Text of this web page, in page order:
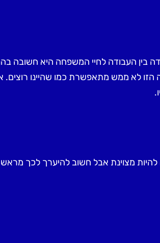
בין העבודה לחיי המשפחה היא חשובה
לא ממש מתאפשרת כמו שהיינו רוצים.
מצוינת אבל חשוב להיערך לכך מראש